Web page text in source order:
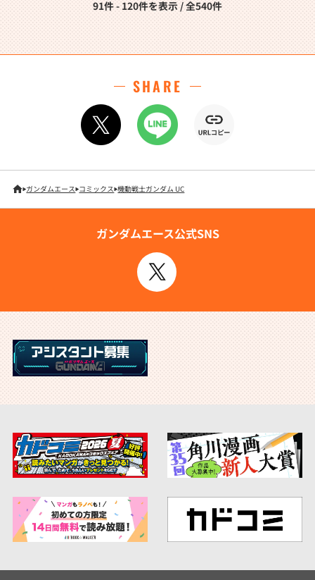
91件 - 120件を表示 / 全540件
SHARE
ガンダムエース コミックス 機動戦士ガンダム UC
ガンダムエース公式SNS